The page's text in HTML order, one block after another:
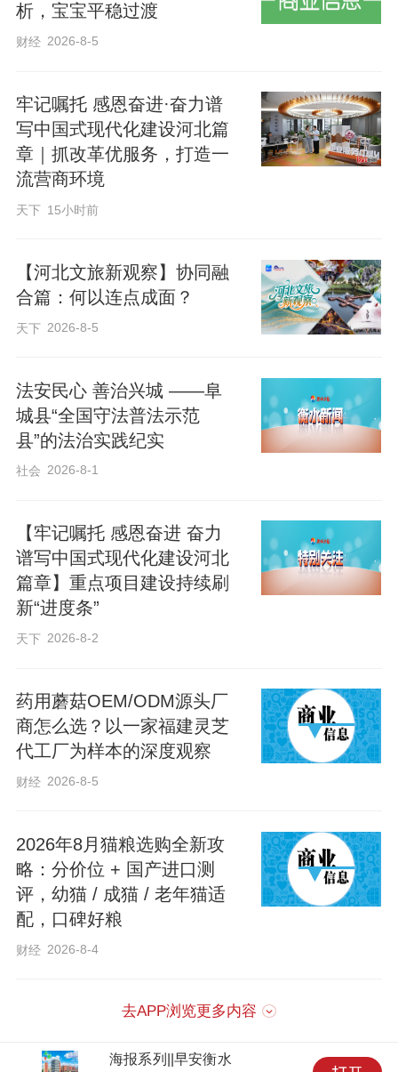
在他的示范带动下，村里形成“统一供种、
参与养殖，年产量达0.5吨。“不耽误农活和
带娃，技术员现场指导，还有保底收购，
收入翻了一番！”村民史德龙指着一排排的
养殖箱笑着说，他在自家闲置房养了20
箱。
村里还探索与宠物食品厂合作，将蟑螂加
工成高蛋白饲料粉，延伸产业链，“小强”真
正成为致富“新宠”。
金秋时节的西马庄村，千亩水果玉米迎来
丰收。车间内，村民们正在去皮、分拣、
装箱、过磅，这些清甜可口的特色作物，
几年前，西马庄村这个人均收入不足千元
的贫困村，在返乡能人马滨的带领下，通
过市场调研发现水果玉米的商机。
好、市场俏、适合规模化种植的特点。”马
滨回忆道，从最初村里党员试种120亩起
析，宝宝平稳过渡
财经 2026-8-5
牢记嘱托 感恩奋进·奋力谱
写中国式现代化建设河北篇
章｜抓改革优服务，打造一
流营商环境
天下 15小时前
【河北文旅新观察】协同融
合篇：何以连点成面？
天下 2026-8-5
法安民心 善治兴城 ——阜
城县“全国守法普法示范
县”的法治实践纪实
社会 2026-8-1
【牢记嘱托 感恩奋进 奋力
谱写中国式现代化建设河北
篇章】重点项目建设持续刷
新“进度条”
天下 2026-8-2
药用蘑菇OEM/ODM源头厂
商怎么选？以一家福建灵芝
代工厂为样本的深度观察
财经 2026-8-5
2026年8月猫粮选购全新攻
略：分价位 + 国产进口测
评，幼猫 / 成猫 / 老年猫适
配，口碑好粮
财经 2026-8-4
去APP浏览更多内容
海报系列||早安衡水